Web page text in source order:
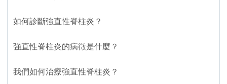
如何診斷強直性脊柱炎？
強直性脊柱炎的病徵是什麼？
我們如何治療強直性脊柱炎？